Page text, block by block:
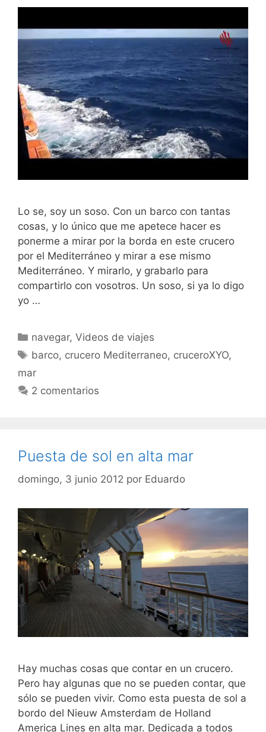
Lo se, soy un soso. Con un barco con tantas
cosas, y lo único que me apetece hacer es
ponerme a mirar por la borda en este crucero
por el Mediterráneo y mirar a ese mismo
Mediterráneo. Y mirarlo, y grabarlo para
compartirlo con vosotros. Un soso, si ya lo digo
yo …
Categorías
navegar,Videos de viajes
Etiquetas
barco, crucero Mediterraneo, cruceroXYO,
mar
2 comentarios
Puesta de sol en alta mar
domingo, 3 junio 2012 por Eduardo
Hay muchas cosas que contar en un crucero.
Pero hay algunas que no se pueden contar, que
sólo se pueden vivir. Como esta puesta de sol a
bordo del Nieuw Amsterdam de Holland
America Lines en alta mar. Dedicada a todos